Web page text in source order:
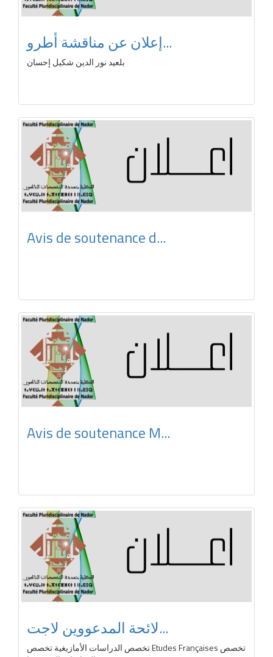
إعلان عن مناقشة أطرو...
بلعيد نور الدين شكيل إحسان
Avis de soutenance d...
Avis de soutenance M...
لائحة المدعووين لاجت...
تخصص الدراسات الأمازيغية تخصص Etudes Françaises تخصص